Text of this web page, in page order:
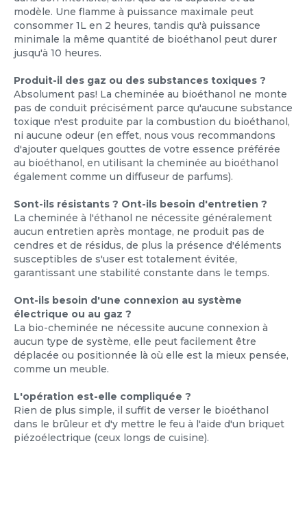
modèle. Une flamme à puissance maximale peut
consommer 1L en 2 heures, tandis qu'à puissance
minimale la même quantité de bioéthanol peut durer
jusqu'à 10 heures.
Produit-il des gaz ou des substances toxiques ?
Absolument pas! La cheminée au bioéthanol ne monte
pas de conduit précisément parce qu'aucune substance
toxique n'est produite par la combustion du bioéthanol,
ni aucune odeur (en effet, nous vous recommandons
d'ajouter quelques gouttes de votre essence préférée
au bioéthanol, en utilisant la cheminée au bioéthanol
également comme un diffuseur de parfums).
Sont-ils résistants ? Ont-ils besoin d'entretien ?
La cheminée à l'éthanol ne nécessite généralement
aucun entretien après montage, ne produit pas de
cendres et de résidus, de plus la présence d'éléments
susceptibles de s'user est totalement évitée,
garantissant une stabilité constante dans le temps.
Ont-ils besoin d'une connexion au système
électrique ou au gaz ?
La bio-cheminée ne nécessite aucune connexion à
aucun type de système, elle peut facilement être
déplacée ou positionnée là où elle est la mieux pensée,
comme un meuble.
L'opération est-elle compliquée ?
Rien de plus simple, il suffit de verser le bioéthanol
dans le brûleur et d'y mettre le feu à l'aide d'un briquet
piézoélectrique (ceux longs de cuisine).